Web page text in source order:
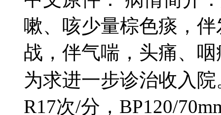
嗽、咳少量棕色痰，
战，伴气喘，头痛、
为求进一步诊治收入
R17次/分，BP120/